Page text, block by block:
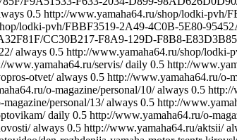
0.5 http://www.yamaha64.ru/shop/lodki-pvh/
lodki-pvh/FBBF3519-2A49-4C0B-5E80-
CC30B217-F8A9-129D-F8B8-
always 0.5 http://www.yamaha64.ru/shop/
www.yamaha64.ru/servis/ daily 0.5 http://
otvet/ always 0.5 http://www.yamaha64.ru/o-
o-magazine/personal/10/ always 0.5 http://
personal/13/ always 0.5 http://
daily 0.5 http://www.yamaha64.ru/o-
always 0.5 http://www.yamaha64.ru/aktsii/